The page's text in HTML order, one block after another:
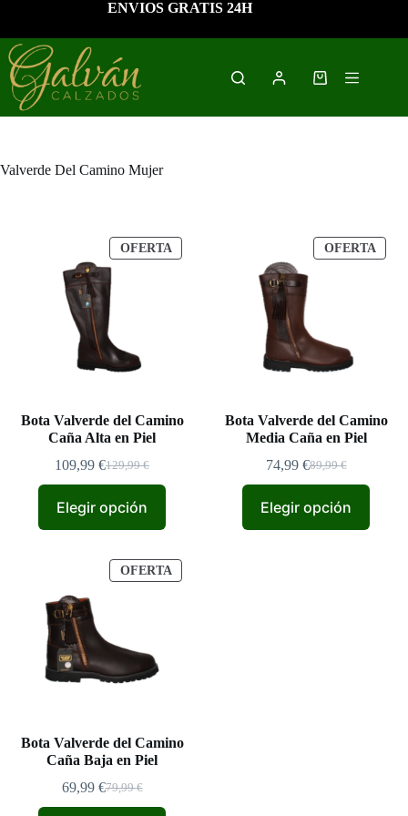
contenido
ENVIOS GRATIS 24H
Carro
compra
Valverde Del Camino Mujer
OFERTAPRODUCTO
EN
Bota Valverde del Camino
Caña Alta en Piel
129,99€
El
precio
original
era:
109,99 €El
precio
actual
es:
Elegir opción
OFERTAPRODUCTO
EN
Bota Valverde del Camino
Caña Baja en Piel
79,99€
El
precio
69,99 €El
precio
OFERTA
EN
Bota Valverde del Camino
Media Caña en Piel
89,99€
El
precio
original
era:
74,99 €El
precio
actual
es:
Elegir opción